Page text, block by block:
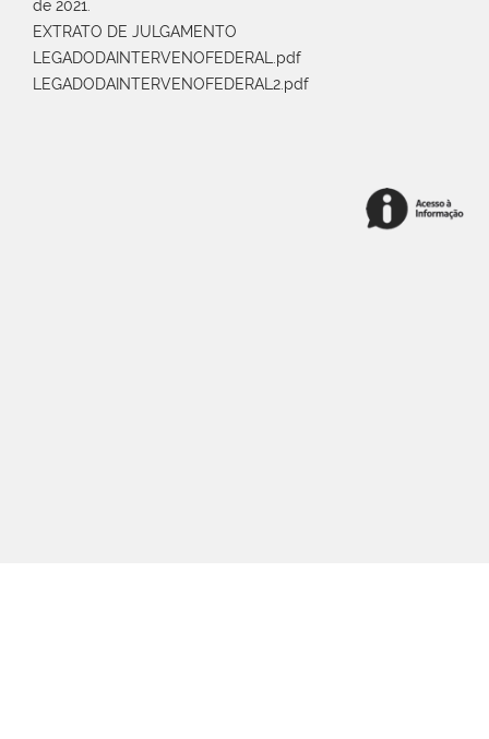
de 2021.
EXTRATO DE JULGAMENTO
LEGADODAINTERVENOFEDERAL.pdf
LEGADODAINTERVENOFEDERAL2.pdf